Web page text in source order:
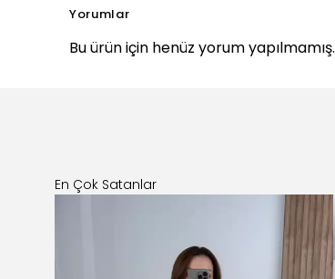
Yorumlar
Bu ürün için henüz yorum yapılmamış.
En Çok Satanlar